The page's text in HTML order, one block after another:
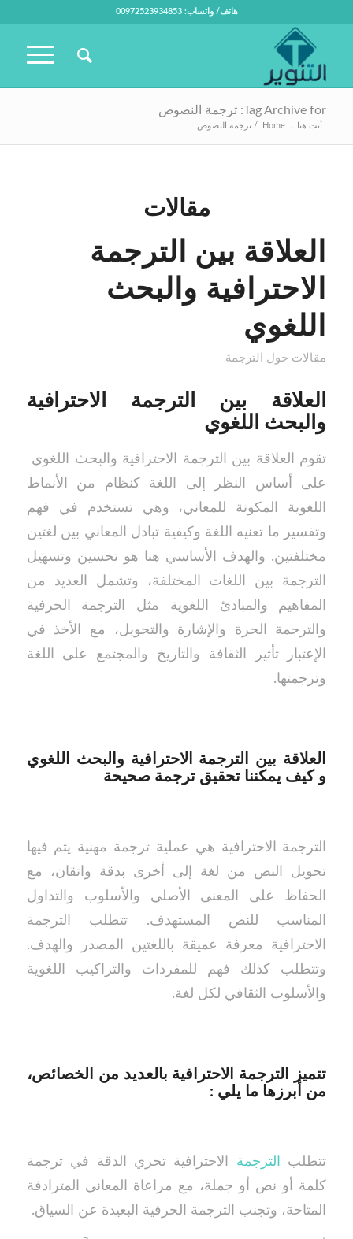
هاتف/ واتساب: 00972523934853
Tag Archive for: ترجمة النصوص
أنت هنا .. Home
/ ترجمة النصوص
مقالات
العلاقة بين الترجمة
الاحترافية والبحث
اللغوي
مقالات حول الترجمة
العلاقة بين الترجمة الاحترافية
والبحث اللغوي
تقوم العلاقة بين الترجمة الاحترافية والبحث اللغوي
على أساس النظر إلى اللغة كنظام من الأنماط
اللغوية المكونة للمعاني، وهي تستخدم في فهم
وتفسير ما تعنيه اللغة وكيفية تبادل المعاني بين لغتين
مختلفتين. والهدف الأساسي هنا هو تحسين وتسهيل
الترجمة بين اللغات المختلفة، وتشمل العديد من
المفاهيم والمبادئ اللغوية مثل الترجمة الحرفية
والترجمة الحرة والإشارة والتحويل، مع الأخذ في
الإعتبار تأثير الثقافة والتاريخ والمجتمع على اللغة
وترجمتها.
العلاقة بين الترجمة الاحترافية والبحث اللغوي
و كيف يمكننا تحقيق ترجمة صحيحة
الترجمة الاحترافية هي عملية ترجمة مهنية يتم فيها
تحويل النص من لغة إلى أخرى بدقة واتقان، مع
الحفاظ على المعنى الأصلي والأسلوب والتداول
المناسب للنص المستهدف. تتطلب الترجمة
الاحترافية معرفة عميقة باللغتين المصدر والهدف.
وتتطلب كذلك فهم للمفردات والتراكيب اللغوية
والأسلوب الثقافي لكل لغة.
تتميز الترجمة الاحترافية بالعديد من الخصائص،
من أبرزها ما يلي :
تتطلب الترجمة الاحترافية تحري الدقة في ترجمة
كلمة أو نص أو جملة، مع مراعاة المعاني المترادفة
المتاحة، وتجنب الترجمة الحرفية البعيدة عن السياق.